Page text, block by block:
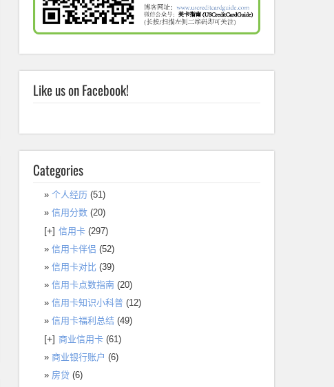
Like us on Facebook!
Categories
个人经历 (51)
信用分数 (20)
[+] 信用卡 (297)
信用卡伴侣 (52)
信用卡对比 (39)
信用卡点数指南 (20)
信用卡知识小科普 (12)
信用卡福利总结 (49)
[+] 商业信用卡 (61)
商业银行账户 (6)
房贷 (6)